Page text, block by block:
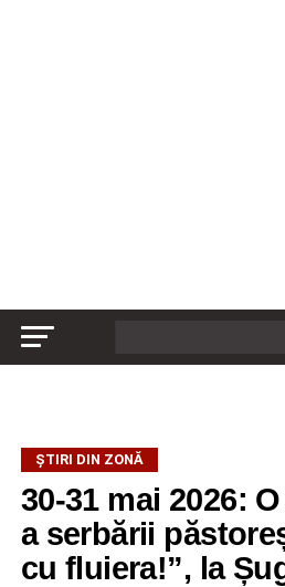
ȘTIRI DIN ZONĂ
30-31 mai 2026:
a serbării
cu fluiera!”, la